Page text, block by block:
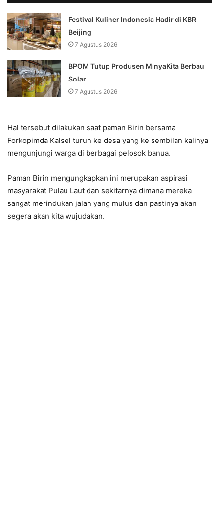
Festival Kuliner Indonesia Hadir di KBRI
Beijing
7 Agustus 2026
BPOM Tutup Produsen MinyaKita Berbau
Solar
7 Agustus 2026
Hal tersebut dilakukan saat paman Birin bersama
Forkopimda Kalsel turun ke desa yang ke sembilan kalinya
mengunjungi warga di berbagai pelosok banua.
Paman Birin mengungkapkan ini merupakan aspirasi
masyarakat Pulau Laut dan sekitarnya dimana mereka
sangat merindukan jalan yang mulus dan pastinya akan
segera akan kita wujudakan.